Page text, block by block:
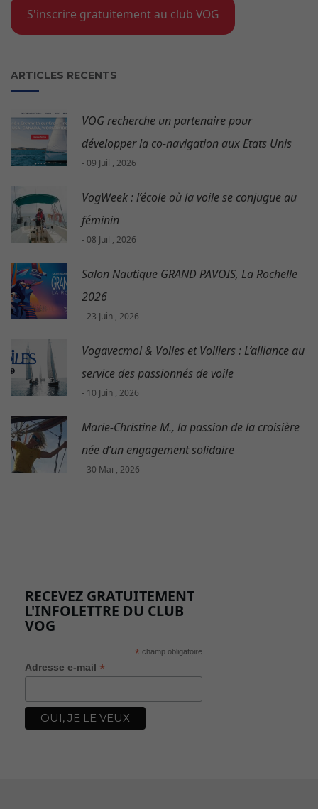
S'inscrire gratuitement au club VOG
ARTICLES RECENTS
VOG recherche un partenaire pour
développer la co-navigation aux Etats Unis
- 09 Juil , 2026
VogWeek : l’école où la voile se conjugue au
féminin
- 08 Juil , 2026
Salon Nautique GRAND PAVOIS, La Rochelle
2026
- 23 Juin , 2026
Vogavecmoi & Voiles et Voiliers : L’alliance au
service des passionnés de voile
- 10 Juin , 2026
Marie-Christine M., la passion de la croisière
née d’un engagement solidaire
- 30 Mai , 2026
RECEVEZ GRATUITEMENT
L'INFOLETTRE DU CLUB
VOG
* champ obligatoire
Adresse e-mail *